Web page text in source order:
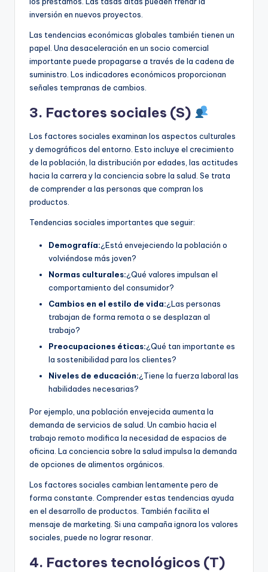
inversión en nuevos proyectos.
Las tendencias económicas globales también tienen un
papel. Una desaceleración en un socio comercial
importante puede propagarse a través de la cadena de
suministro. Los indicadores económicos proporcionan
señales tempranas de cambios.
3. Factores sociales (S)
Los factores sociales examinan los aspectos culturales
y demográficos del entorno. Esto incluye el crecimiento
de la población, la distribución por edades, las actitudes
hacia la carrera y la conciencia sobre la salud. Se trata
de comprender a las personas que compran los
productos.
Tendencias sociales importantes que seguir:
Demografía:¿Está envejeciendo la población o
volviéndose más joven?
Normas culturales:¿Qué valores impulsan el
comportamiento del consumidor?
Cambios en el estilo de vida:¿Las personas
trabajan de forma remota o se desplazan al
trabajo?
Preocupaciones éticas:¿Qué tan importante es
la sostenibilidad para los clientes?
Niveles de educación:¿Tiene la fuerza laboral las
habilidades necesarias?
Por ejemplo, una población envejecida aumenta la
demanda de servicios de salud. Un cambio hacia el
trabajo remoto modifica la necesidad de espacios de
oficina. La conciencia sobre la salud impulsa la demanda
de opciones de alimentos orgánicos.
Los factores sociales cambian lentamente pero de
forma constante. Comprender estas tendencias ayuda
en el desarrollo de productos. También facilita el
mensaje de marketing. Si una campaña ignora los valores
sociales, puede no lograr resonar.
4. Factores tecnológicos (T)